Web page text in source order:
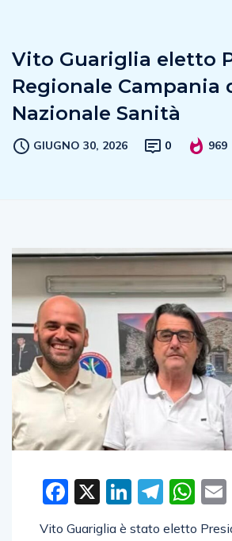
Vito Guariglia eletto
Regionale Campania
Nazionale Sanità
GIUGNO 30, 2026 0 969
Facebook
X LinkedIn
Vito Guariglia è stato eletto